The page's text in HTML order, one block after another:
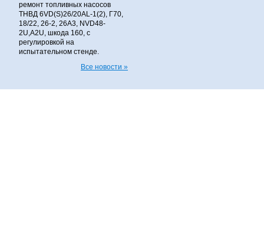
ремонт топливных насосов
ТНВД 6VD(S)26/20AL-1(2), Г70,
18/22, 26-2, 26А3, NVD48-
2U,A2U, шкода 160, с
регулировкой на
испытательном стенде.
Все новости »